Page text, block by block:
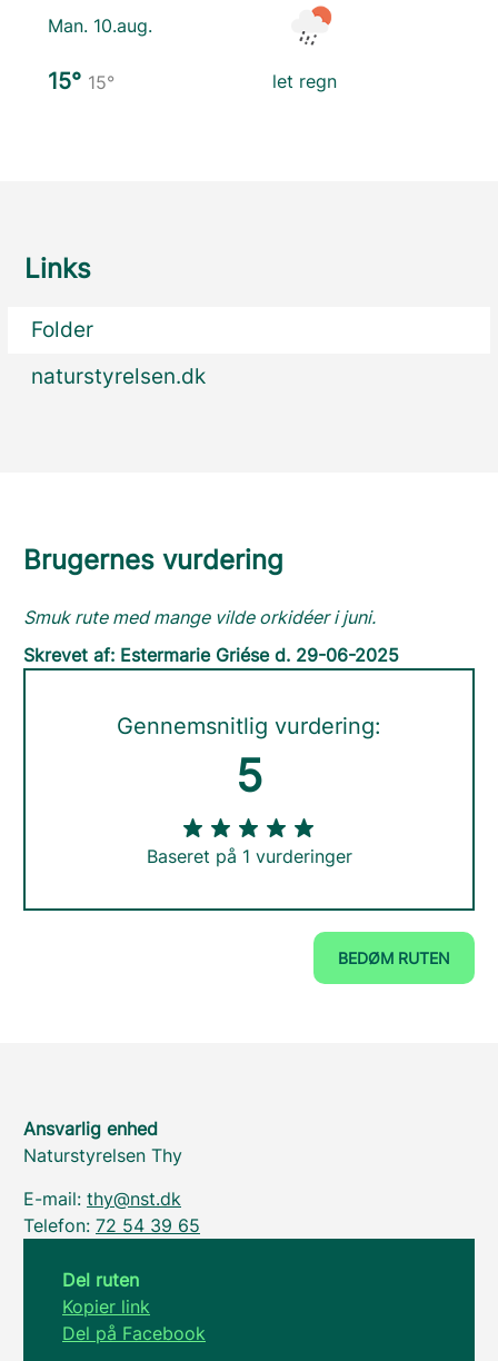
Man. 10.aug.
15° 15° let regn
Links
Folder
naturstyrelsen.dk
Brugernes vurdering
Smuk rute med mange vilde orkidéer i juni.
Skrevet af: Estermarie Griése d. 29-06-2025
Gennemsnitlig vurdering:
5
Baseret på 1 vurderinger
BEDØM RUTEN
Ansvarlig enhed
Naturstyrelsen Thy
E-mail: thy@nst.dk
Telefon: 72 54 39 65
Del ruten
Kopier link
Del på Facebook